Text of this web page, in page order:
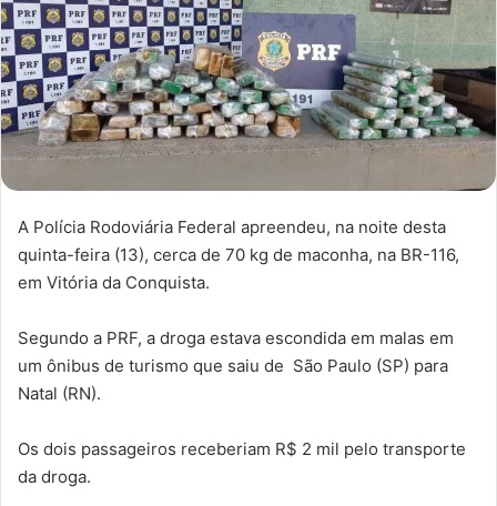
A Polícia Rodoviária Federal apreendeu, na noite desta
quinta-feira (13), cerca de 70 kg de maconha, na BR-116,
em Vitória da Conquista.
Segundo a PRF, a droga estava escondida em malas em
um ônibus de turismo que saiu de São Paulo (SP) para
Natal (RN).
Os dois passageiros receberiam R$ 2 mil pelo transporte
da droga.